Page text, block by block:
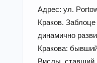
Адрес: ул.
Краков.
динамично
Кракова:
Вислы,